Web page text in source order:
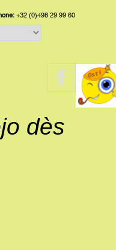
+32 (0)498 29 99 60
dès